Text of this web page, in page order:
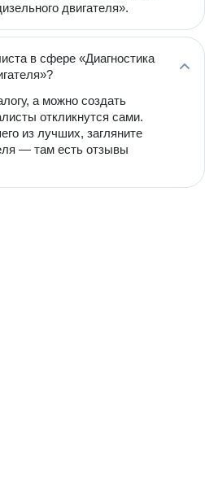
двигателя».
в сфере «Диагностика
а можно создать
откликнутся сами.
из лучших, загляните
— там есть отзывы